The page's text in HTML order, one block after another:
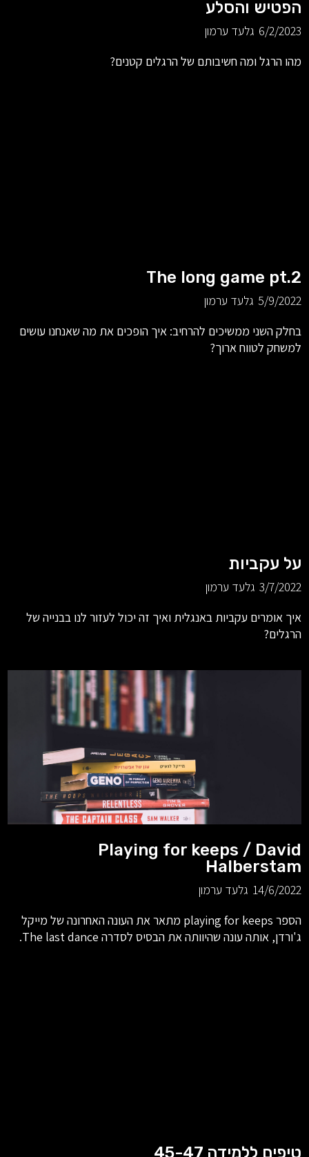
הפטיש והסלע
6/2/2023 גלעד ערמון
מהו הרגל ומה חשיבותם של הרגלים קטנים?
The long game pt.2
5/9/2022 גלעד ערמון
בחלק השני ממשיכים להרחיב: איך הופכים את מה שאנחנו עושים
למשחק לטווח ארוך?
על עקביות
3/7/2022 גלעד ערמון
איך אומרים עקביות באנגלית ואיך זה יכול לעזור לנו בבנייה של
הרגלים?
Playing for keeps / David
Halberstam
14/6/2022 גלעד ערמון
הספר playing for keeps מתאר את העונה האחרונה של מייקל
ג'ורדן, אותה עונה שהיוותה את הבסיס לסדרה The last dance.
טיפים ללמידה 45-47